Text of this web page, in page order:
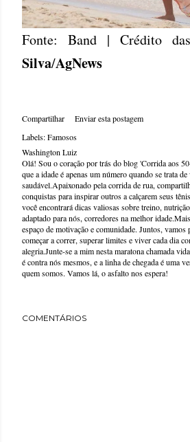
Fonte: Band | Crédito
Silva/AgNews
Compartilhar
Enviar esta postagem
Labels:Famosos
Washington Luiz
Olá! Sou o coração por trás do blog 'Corrida aos
que a idade é apenas um número quando se trata
saudável.Apaixonado pela corrida de rua,
conquistas para inspirar outros a calçarem seus
você encontrará dicas valiosas sobre treino,
adaptado para nós, corredores na melhor
espaço de motivação e comunidade. Juntos, vamos
começar a correr, superar limites e viver cada dia
alegria.Junte-se a mim nesta maratona chamada
é contra nós mesmos, e a linha de chegada é uma
quem somos. Vamos lá, o asfalto nos espera!
COMENTÁRIOS